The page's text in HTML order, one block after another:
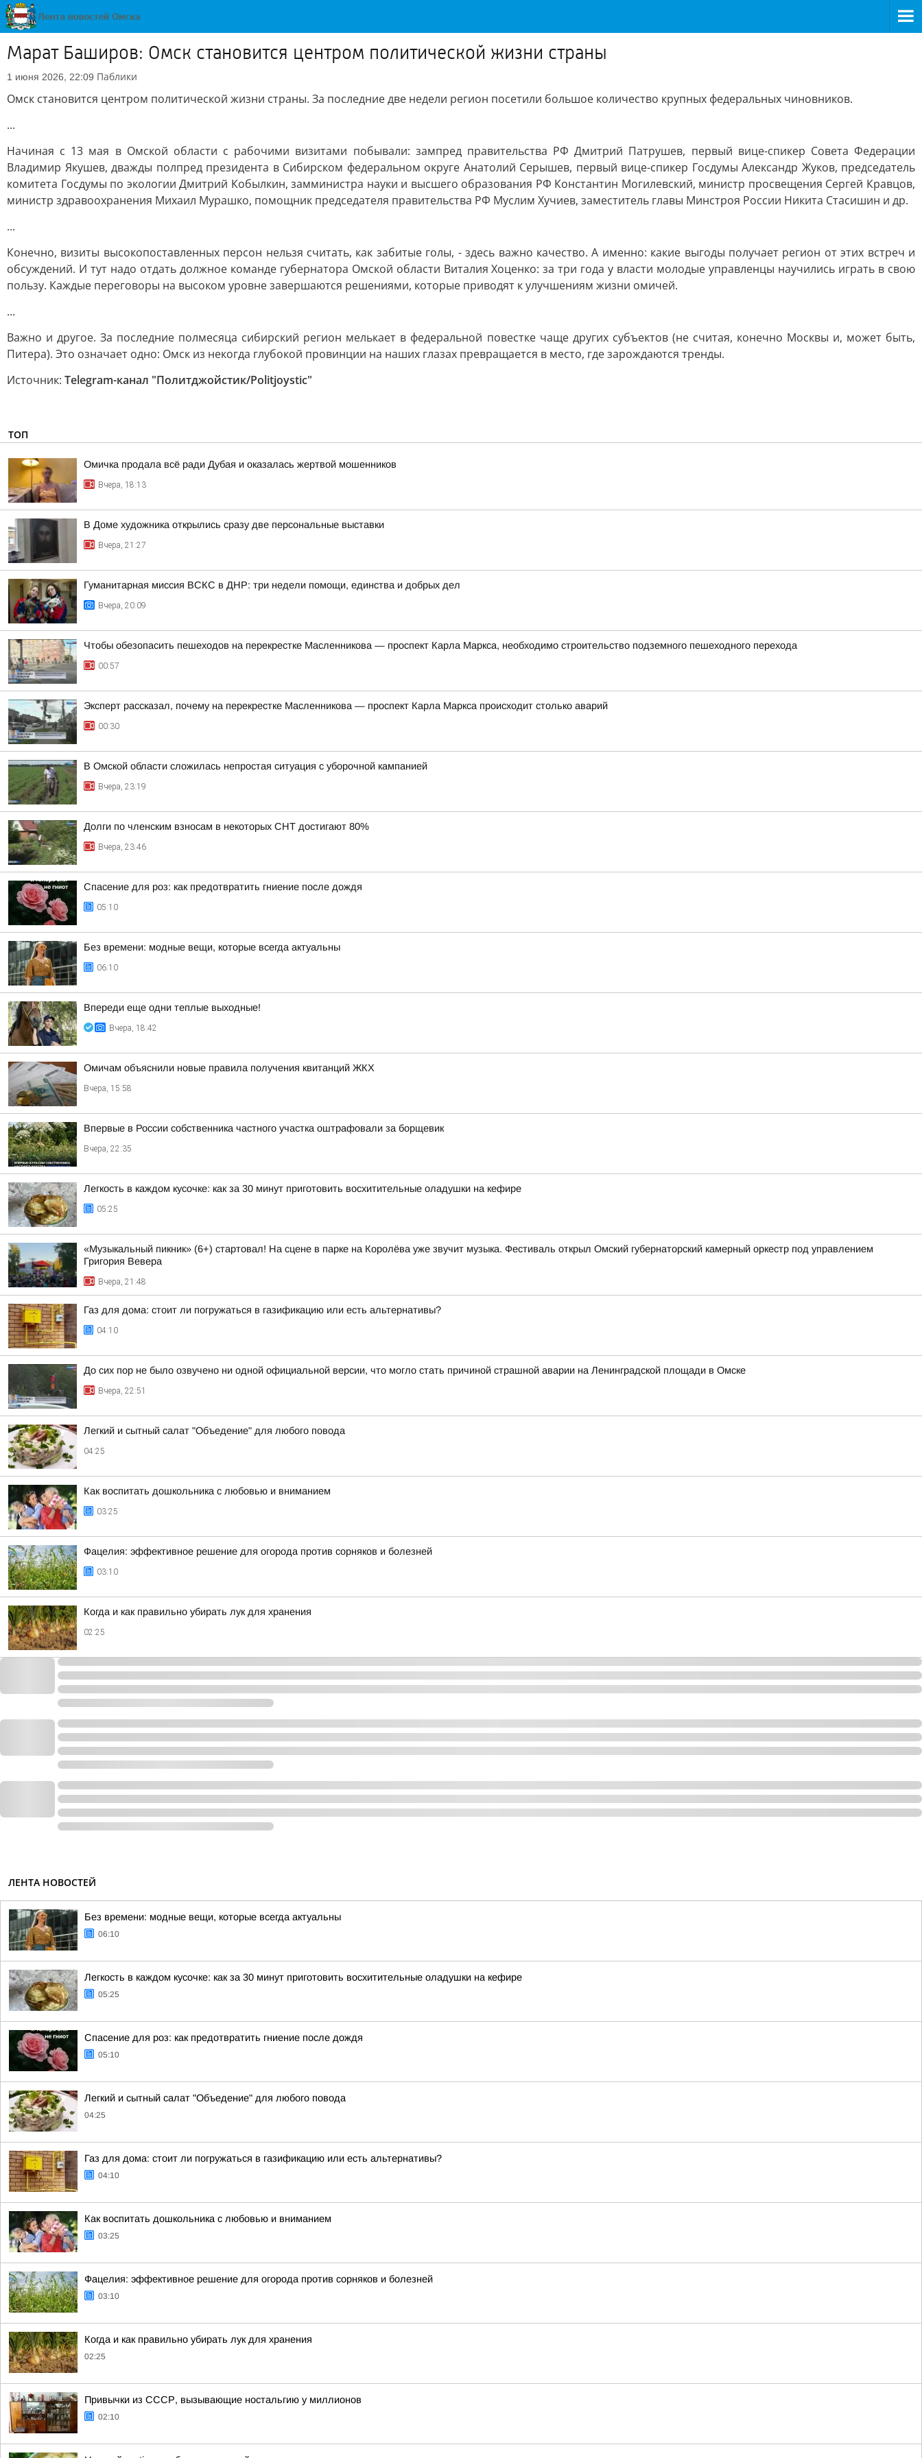
Марат Баширов: Омск становится центром политической жизни страны
1 июня 2026, 22:09 Паблики
Омск становится центром политической жизни страны. За последние две недели регион посетили большое количество крупных федеральных чиновников.
...
Начиная с 13 мая в Омской области с рабочими визитами побывали: зампред правительства РФ Дмитрий Патрушев, первый вице-спикер Совета Федерации
Владимир Якушев, дважды полпред президента в Сибирском федеральном округе Анатолий Серышев, первый вице-спикер Госдумы Александр Жуков, председатель
комитета Госдумы по экологии Дмитрий Кобылкин, замминистра науки и высшего образования РФ Константин Могилевский, министр просвещения Сергей Кравцов,
министр здравоохранения Михаил Мурашко, помощник председателя правительства РФ Муслим Хучиев, заместитель главы Минстроя России Никита Стасишин и др.
...
Конечно, визиты высокопоставленных персон нельзя считать, как забитые голы, - здесь важно качество. А именно: какие выгоды получает регион от этих встреч и
обсуждений. И тут надо отдать должное команде губернатора Омской области Виталия Хоценко: за три года у власти молодые управленцы научились играть в свою
пользу. Каждые переговоры на высоком уровне завершаются решениями, которые приводят к улучшениям жизни омичей.
...
Важно и другое. За последние полмесяца сибирский регион мелькает в федеральной повестке чаще других субъектов (не считая, конечно Москвы и, может быть,
Питера). Это означает одно: Омск из некогда глубокой провинции на наших глазах превращается в место, где зарождаются тренды.
Источник: Telegram-канал "Политджойстик/Politjoystic"
ТОП
Омичка продала всё ради Дубая и оказалась жертвой мошенников
Вчера, 18:13
В Доме художника открылись сразу две персональные выставки
Вчера, 21:27
Гуманитарная миссия ВСКС в ДНР: три недели помощи, единства и добрых дел
Вчера, 20:09
Чтобы обезопасить пешеходов на перекрестке Масленникова — проспект Карла Маркса, необходимо строительство подземного пешеходного перехода
00:57
Эксперт рассказал, почему на перекрестке Масленникова — проспект Карла Маркса происходит столько аварий
00:30
В Омской области сложилась непростая ситуация с уборочной кампанией
Вчера, 23:19
Долги по членским взносам в некоторых СНТ достигают 80%
Вчера, 23:46
Спасение для роз: как предотвратить гниение после дождя
05:10
Без времени: модные вещи, которые всегда актуальны
06:10
Впереди еще одни теплые выходные!
Вчера, 18:42
Омичам объяснили новые правила получения квитанций ЖКХ
Вчера, 15:58
Впервые в России собственника частного участка оштрафовали за борщевик
Вчера, 22:35
Легкость в каждом кусочке: как за 30 минут приготовить восхитительные оладушки на кефире
05:25
«Музыкальный пикник» (6+) стартовал! На сцене в парке на Королёва уже звучит музыка. Фестиваль открыл Омский губернаторский камерный оркестр под управлением
Григория Вевера
Вчера, 21:48
Газ для дома: стоит ли погружаться в газификацию или есть альтернативы?
04:10
До сих пор не было озвучено ни одной официальной версии, что могло стать причиной страшной аварии на Ленинградской площади в Омске
Вчера, 22:51
Легкий и сытный салат "Объедение" для любого повода
04:25
Как воспитать дошкольника с любовью и вниманием
03:25
Фацелия: эффективное решение для огорода против сорняков и болезней
03:10
Когда и как правильно убирать лук для хранения
02:25
ЛЕНТА НОВОСТЕЙ
Без времени: модные вещи, которые всегда актуальны
06:10
Легкость в каждом кусочке: как за 30 минут приготовить восхитительные оладушки на кефире
05:25
Спасение для роз: как предотвратить гниение после дождя
05:10
Легкий и сытный салат "Объедение" для любого повода
04:25
Газ для дома: стоит ли погружаться в газификацию или есть альтернативы?
04:10
Как воспитать дошкольника с любовью и вниманием
03:25
Фацелия: эффективное решение для огорода против сорняков и болезней
03:10
Когда и как правильно убирать лук для хранения
02:25
Привычки из СССР, вызывающие ностальгию у миллионов
02:10